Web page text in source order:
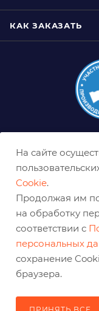
КАК ЗАКАЗАТЬ
На сайте
Cookie.
Продолжая им
на обработку
соответствии с
персональных
сохранение
браузера.